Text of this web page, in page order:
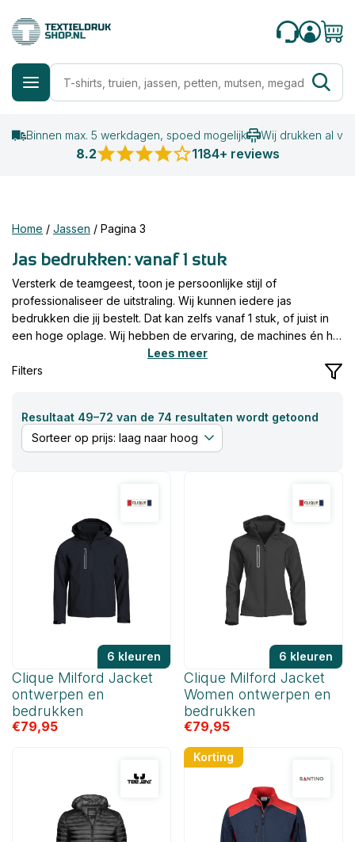
Binnen max. 5 werkdagen, spoed mogelijk Wij drukken al
8.2 1184+ reviews
Home / Jassen / Pagina 3
Jas bedrukken: vanaf 1 stuk
Versterk de teamgeest, toon je persoonlijke stijl of
professionaliseer de uitstraling. Wij kunnen iedere jas
bedrukken die jij bestelt. Dat kan zelfs vanaf 1 stuk, of juist in
een hoge oplage. Wij hebben de ervaring, de machines én het
assortiment. Dus wil jij een jas laten bedrukken? Wij zijn de
marktleider in allerlei soorten kleding en drie soorten
Lees meer
Filters
Resultaat 49–72 van de 74 resultaten wordt getoond
6 kleuren
Clique Milford Jacket
ontwerpen en
bedrukken
€79,95
6 kleuren
Clique Milford Jacket
Women ontwerpen en
bedrukken
€79,95
Korting